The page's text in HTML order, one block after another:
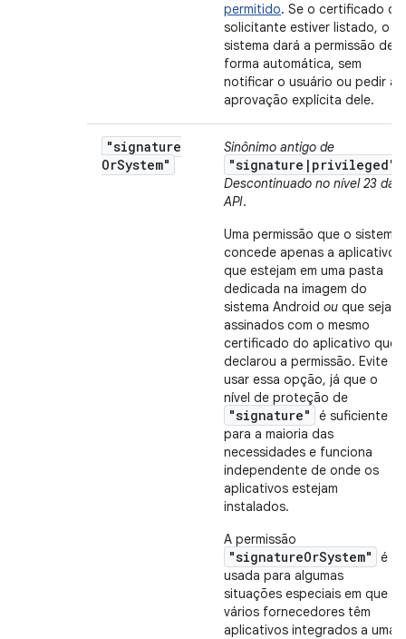
permitido. Se o certificado do
solicitante estiver listado, o
sistema dará a permissão de
forma automática, sem
notificar o usuário ou pedir a
aprovação explícita dele.
"signature
OrSystem"
Sinônimo antigo de
"signature|privileged"
Descontinuado no nível 23 da
API.
Uma permissão que o sistema
concede apenas a aplicativos
que estejam em uma pasta
dedicada na imagem do
sistema Android ou que sejam
assinados com o mesmo
certificado do aplicativo que
declarou a permissão. Evite
usar essa opção, já que o
nível de proteção de
"signature"
é suficiente
para a maioria das
necessidades e funciona
independente de onde os
aplicativos estejam
instalados.
A permissão
"signatureOrSystem"
é
usada para algumas
situações especiais em que
vários fornecedores têm
aplicativos integrados a uma